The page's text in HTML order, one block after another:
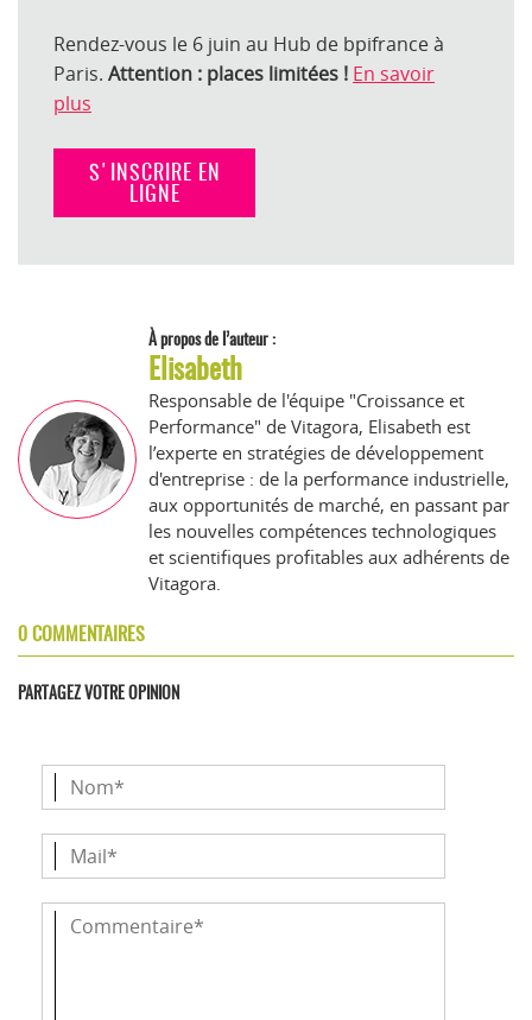
Rendez-vous le 6 juin au Hub de bpifrance à
Paris. Attention : places limitées ! En savoir
plus
S'INSCRIRE EN
LIGNE
À propos de l’auteur :
Elisabeth
Responsable de l'équipe "Croissance et
Performance" de Vitagora, Elisabeth est
l’experte en stratégies de développement
d'entreprise : de la performance industrielle,
aux opportunités de marché, en passant par
les nouvelles compétences technologiques
et scientifiques profitables aux adhérents de
Vitagora.
0 COMMENTAIRES
PARTAGEZ VOTRE OPINION